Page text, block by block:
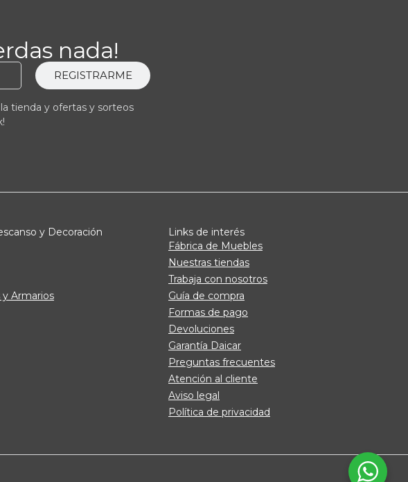
nada!
REGISTRARME
tienda y ofertas y sorteos
y Decoración
Armarios
Links de interés
Fábrica de Muebles
Nuestras tiendas
Trabaja con nosotros
Guía de compra
Formas de pago
Devoluciones
Garantía Daicar
Preguntas frecuentes
Atención al cliente
Aviso legal
Política de privacidad